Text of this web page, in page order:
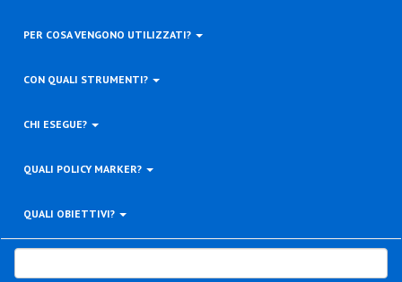
PER COSA VENGONO UTILIZZATI?
CON QUALI STRUMENTI?
CHI ESEGUE?
QUALI POLICY MARKER?
QUALI OBIETTIVI?